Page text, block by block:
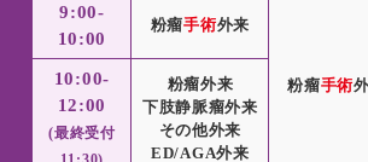
9:00-
10:00
粉瘤手術外来
粉瘤手術
10:00-
12:00
(最終受付
粉瘤外来
下肢静脈瘤外来
その他外来
ED/AGA外来